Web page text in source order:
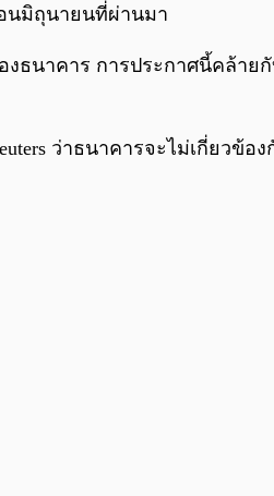
นมิถุนายนที่ผ่านมา
ธนาคาร การประกาศนี้คล้าย
ว่าธนาคารจะไม่เกี่ยวข้อ